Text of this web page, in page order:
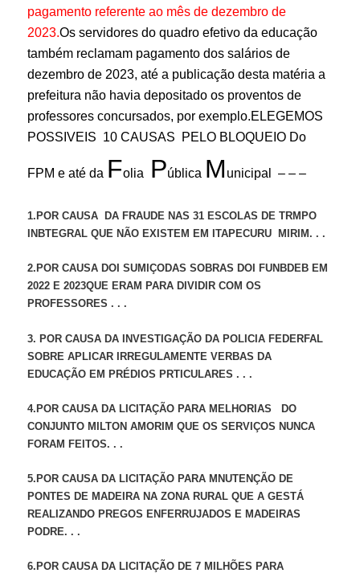
pagamento referente ao mês de dezembro de
2023.Os servidores do quadro efetivo da educação
também reclamam pagamento dos salários de
dezembro de 2023, até a publicação desta matéria a
prefeitura não havia depositado os proventos de
professores concursados, por exemplo.ELEGEMOS
POSSIVEIS 10 CAUSAS PELO BLOQUEIO Do
FPM e até da Folia Pública M unicipal – – –
1.POR CAUSA DA FRAUDE NAS 31 ESCOLAS DE TRMPO
INBTEGRAL QUE NÃO EXISTEM EM ITAPECURU MIRIM. . .
2.POR CAUSA DOI SUMIÇODAS SOBRAS DOI FUNBDEB EM
2022 E 2023QUE ERAM PARA DIVIDIR COM OS
PROFESSORES . . .
3. POR CAUSA DA INVESTIGAÇÃO DA POLICIA FEDERFAL
SOBRE APLICAR IRREGULAMENTE VERBAS DA
EDUCAÇÃO EM PRÉDIOS PRTICULARES . . .
4.POR CAUSA DA LICITAÇÃO PARA MELHORIAS DO
CONJUNTO MILTON AMORIM QUE OS SERVIÇOS NUNCA
FORAM FEITOS. . .
5.POR CAUSA DA LICITAÇÃO PARA MNUTENÇÃO DE
PONTES DE MADEIRA NA ZONA RURAL QUE A GESTÁ
REALIZANDO PREGOS ENFERRUJADOS E MADEIRAS
PODRE. . .
6.POR CAUSA DA LICITAÇÃO DE 7 MILHÕES PARA